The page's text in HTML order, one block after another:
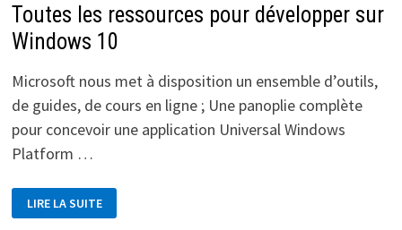
Toutes les ressources pour développer sur
Windows 10
Microsoft nous met à disposition un ensemble d’outils,
de guides, de cours en ligne ; Une panoplie complète
pour concevoir une application Universal Windows
Platform …
LES
RESSOURCES
LIRE LA SUITE